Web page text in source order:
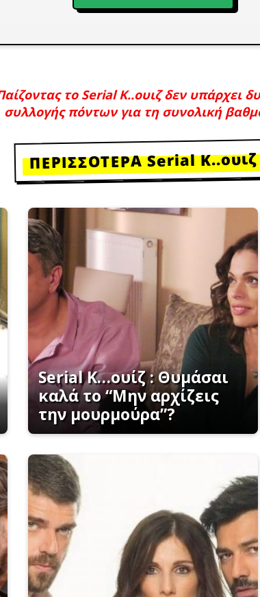
το Serial Κ..ουιζ δεν υπάρχει
συλλογής πόντων για τη συνολική
ΠΕΡΙΣΣΟΤΕΡΑ Serial Κ..ουιζ
Serial K…ουίζ : Θυμάσαι
καλά το “Μην αρχίζεις
την μουρμούρα”?